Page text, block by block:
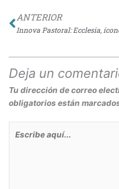
Ant
ANTERIOR
Deja un
Tu dirección de correo
obligatorios están
aquí...